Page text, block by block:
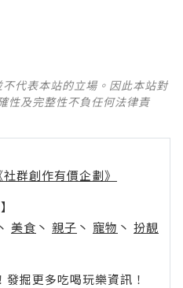
代表本站的立場。因此本站對
性及完整性不負任何法律責
群創作有價企劃》
美食 丶 親子 丶 寵物 丶 扮靚
掘更多吃喝玩樂資訊！